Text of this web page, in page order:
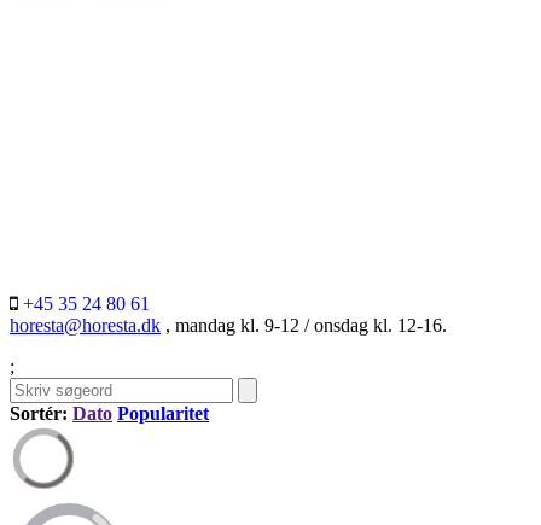
+45 35 24 80 61
horesta@horesta.dk , mandag kl. 9-12 / onsdag kl. 12-16.
;
Sortér: Dato Popularitet